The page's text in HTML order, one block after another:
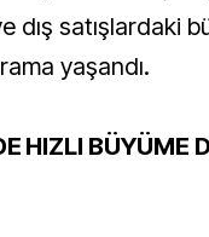
dış satışlardaki
yaşandı.
HIZLI BÜYÜME